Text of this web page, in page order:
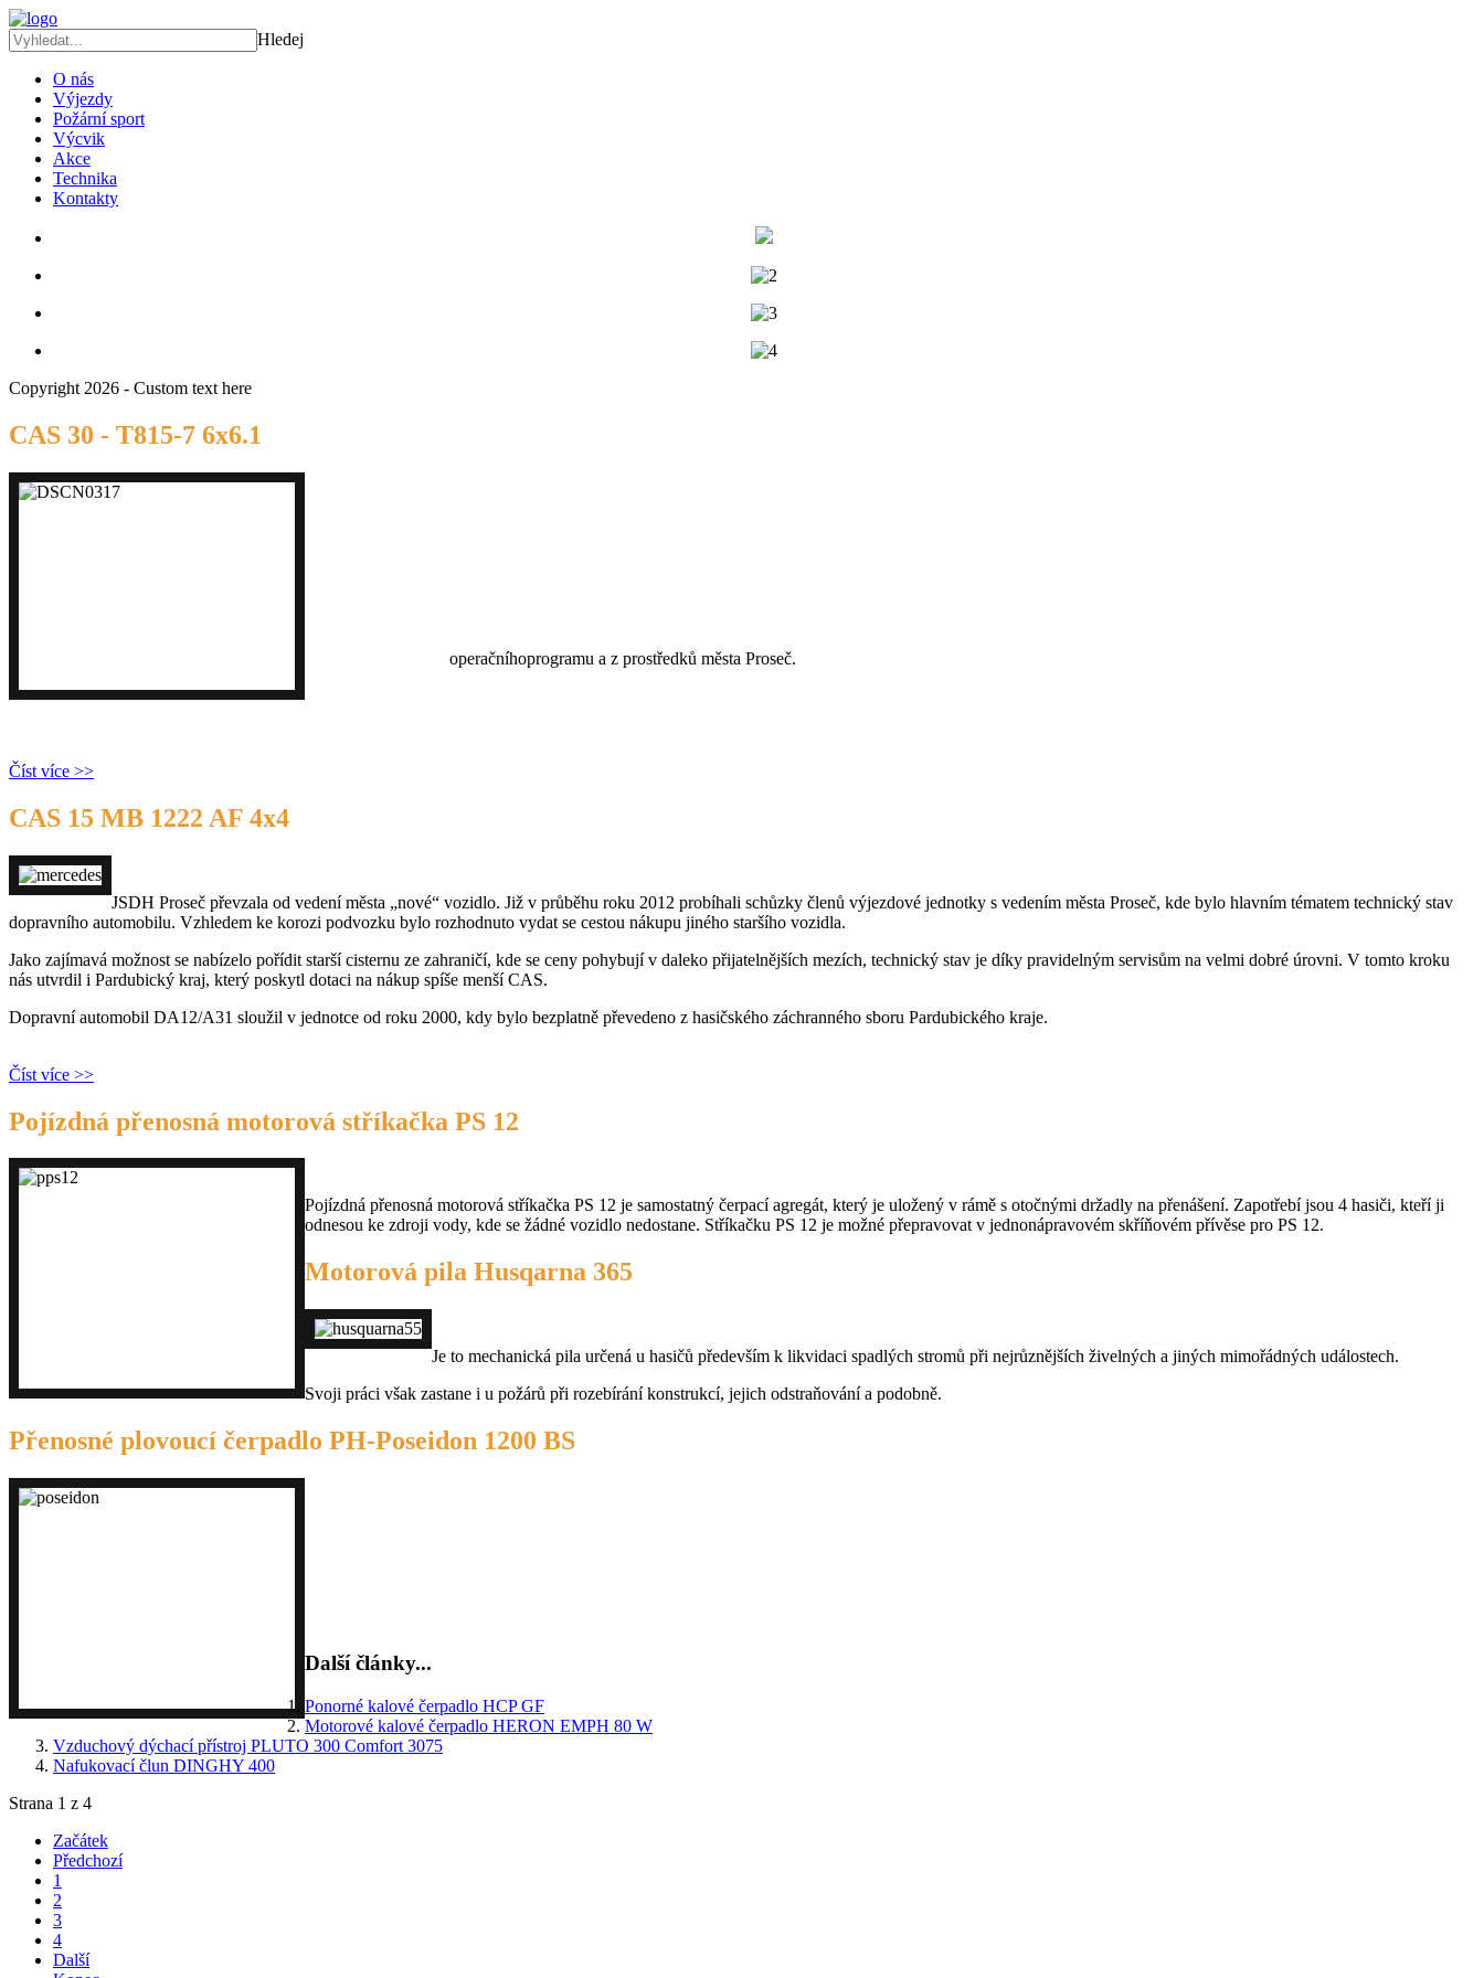
Hledej
O nás
Výjezdy
Požární sport
Výcvik
Akce
Technika
Kontakty
Copyright 2026 - Custom text here
CAS 30 - T815-7 6x6.1
operačníhoprogramu a z prostředků města Proseč.
Číst více >>
CAS 15 MB 1222 AF 4x4
JSDH Proseč převzala od vedení města „nové“ vozidlo. Již v průběhu roku 2012 probíhali schůzky členů výjezdové jednotky s vedením města Proseč, kde bylo hlavním tématem technický stav
dopravního automobilu. Vzhledem ke korozi podvozku bylo rozhodnuto vydat se cestou nákupu jiného staršího vozidla.
Jako zajímavá možnost se nabízelo pořídit starší cisternu ze zahraničí, kde se ceny pohybují v daleko přijatelnějších mezích, technický stav je díky pravidelným servisům na velmi dobré úrovni. V tomto kroku
nás utvrdil i Pardubický kraj, který poskytl dotaci na nákup spíše menší CAS.
Dopravní automobil DA12/A31 sloužil v jednotce od roku 2000, kdy bylo bezplatně převedeno z hasičského záchranného sboru Pardubického kraje.
Číst více >>
Pojízdná přenosná motorová stříkačka PS 12
Pojízdná přenosná motorová stříkačka PS 12 je samostatný čerpací agregát, který je uložený v rámě s otočnými držadly na přenášení. Zapotřebí jsou 4 hasiči, kteří ji
odnesou ke zdroji vody, kde se žádné vozidlo nedostane. Stříkačku PS 12 je možné přepravovat v jednonápravovém skříňovém přívěse pro PS 12.
Motorová pila Husqarna 365
Je to mechanická pila určená u hasičů především k likvidaci spadlých stromů při nejrůznějších živelných a jiných mimořádných událostech.
Svoji práci však zastane i u požárů při rozebírání konstrukcí, jejich odstraňování a podobně.
Přenosné plovoucí čerpadlo PH-Poseidon 1200 BS
Další články...
Ponorné kalové čerpadlo HCP GF
Motorové kalové čerpadlo HERON EMPH 80 W
Vzduchový dýchací přístroj PLUTO 300 Comfort 3075
Nafukovací člun DINGHY 400
Strana 1 z 4
Začátek
Předchozí
1
2
3
4
Další